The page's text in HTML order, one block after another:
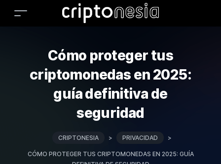
Cómo proteger tus
criptomonedas en 2025:
guía definitiva de
seguridad
CRIPTONESIA > PRIVACIDAD >
CÓMO PROTEGER TUS CRIPTOMONEDAS EN 2025: GUÍA